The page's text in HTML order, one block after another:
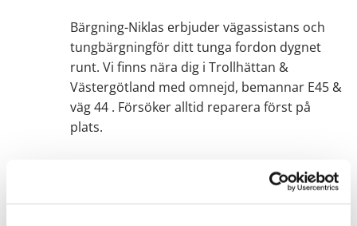
Bärgning-Niklas erbjuder vägassistans och
tungbärgningför ditt tunga fordon dygnet
runt. Vi finns nära dig i Trollhättan &
Västergötland med omnejd, bemannar E45 &
väg 44 . Försöker alltid reparera först på
plats.